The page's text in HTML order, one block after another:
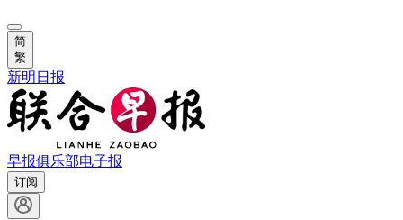
简
繁
新明日报
早报俱乐部电子报
订阅